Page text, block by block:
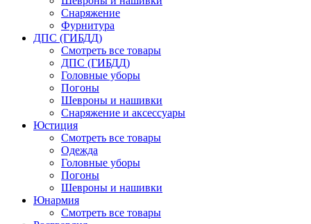
Снаряжение
Фурнитура
ДПС (ГИБДД)
Смотреть все товары
ДПС (ГИБДД)
Головные уборы
Погоны
Шевроны и нашивки
Снаряжение и аксессуары
Юстиция
Смотреть все товары
Одежда
Головные уборы
Погоны
Шевроны и нашивки
Юнармия
Смотреть все товары